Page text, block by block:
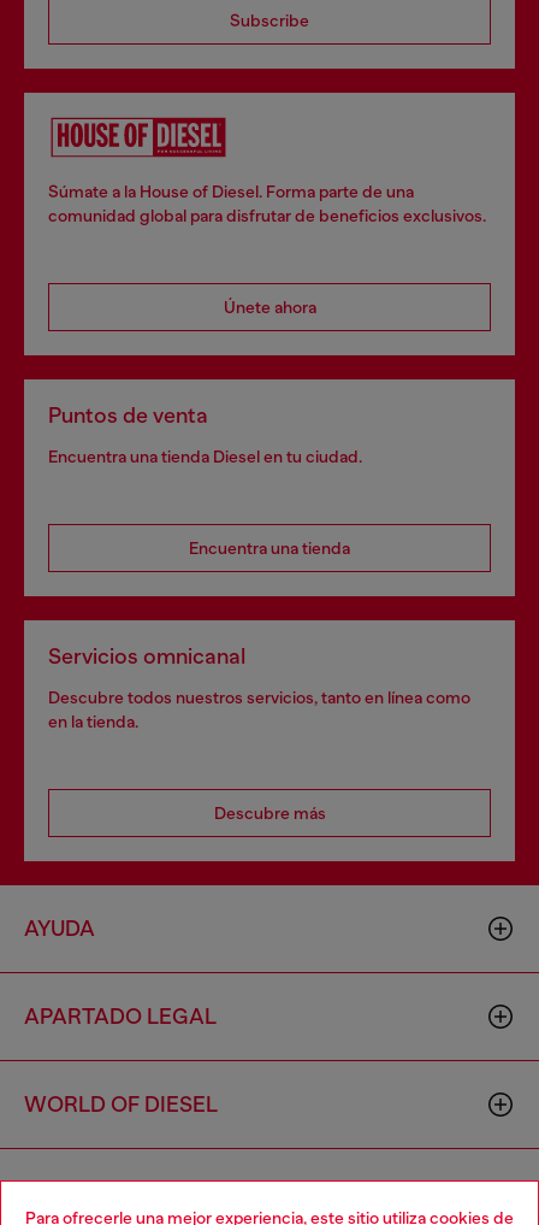
Para ofrecerle una mejor experiencia, este sitio utiliza cookies de
Subscribe
Súmate a la House of Diesel. Forma parte de una
comunidad global para disfrutar de beneficios exclusivos.
Únete ahora
Puntos de venta
Encuentra una tienda Diesel en tu ciudad.
Encuentra una tienda
Servicios omnicanal
Descubre todos nuestros servicios, tanto en línea como
en la tienda.
Descubre más
AYUDA
APARTADO LEGAL
WORLD OF DIESEL